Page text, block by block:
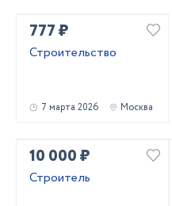
777 ₽
Строительство
7 марта 2026 Москва
10 000 ₽
Строитель